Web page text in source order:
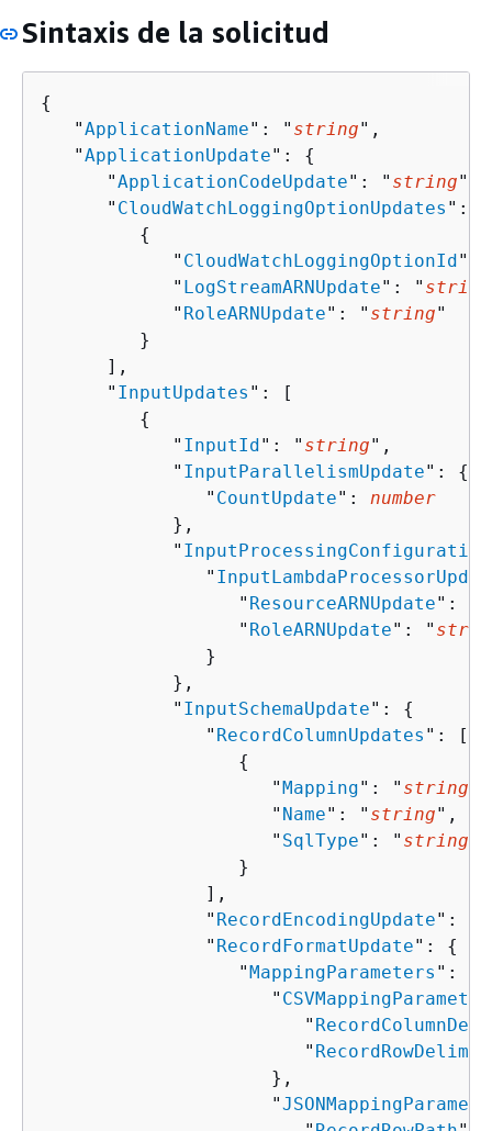
Sintaxis de la solicitud
{
   "
ApplicationName": " string",
   "
ApplicationUpdate": {
      "
ApplicationCodeUpdate": " string",
      "
CloudWatchLoggingOptionUpdates ":
{
            "
CloudWatchLoggingOptionId":
            "
LogStreamARNUpdate": " string
            "
RoleARNUpdate": " string"
         }
      ],
      "
InputUpdates ": [
{
            "
InputId": " string",
            "
InputParallelismUpdate": {
               "
CountUpdate": number
            },
            "
               "
                  "
ResourceARNUpdate": "
                  "
RoleARNUpdate": "
               }
            },
            "
InputSchemaUpdate": {
               "
RecordColumnUpdates ": [
{
                     "
Mapping": " string
                     "
Name": " string",
                     "
SqlType": " string
                  }
               ],
               "
RecordEncodingUpdate": "
               "
RecordFormatUpdate": {
                  "
MappingParameters ":
                     "
                        "
                        "
                     },
                     "